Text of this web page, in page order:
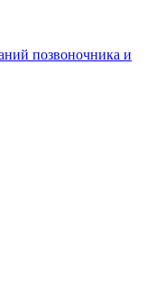
позвоночника и